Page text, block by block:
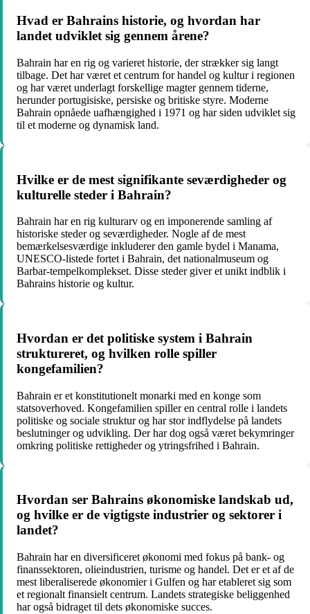
Hvad er Bahrains historie, og hvordan har
landet udviklet sig gennem årene?
Bahrain har en rig og varieret historie, der strækker sig langt
tilbage. Det har været et centrum for handel og kultur i regionen
og har været underlagt forskellige magter gennem tiderne,
herunder portugisiske, persiske og britiske styre. Moderne
Bahrain opnåede uafhængighed i 1971 og har siden udviklet sig
til et moderne og dynamisk land.
Hvilke er de mest signifikante seværdigheder og
kulturelle steder i Bahrain?
Bahrain har en rig kulturarv og en imponerende samling af
historiske steder og seværdigheder. Nogle af de mest
bemærkelsesværdige inkluderer den gamle bydel i Manama,
UNESCO-listede fortet i Bahrain, det nationalmuseum og
Barbar-tempelkomplekset. Disse steder giver et unikt indblik i
Bahrains historie og kultur.
Hvordan er det politiske system i Bahrain
struktureret, og hvilken rolle spiller
kongefamilien?
Bahrain er et konstitutionelt monarki med en konge som
statsoverhoved. Kongefamilien spiller en central rolle i landets
politiske og sociale struktur og har stor indflydelse på landets
beslutninger og udvikling. Der har dog også været bekymringer
omkring politiske rettigheder og ytringsfrihed i Bahrain.
Hvordan ser Bahrains økonomiske landskab ud,
og hvilke er de vigtigste industrier og sektorer i
landet?
Bahrain har en diversificeret økonomi med fokus på bank- og
finanssektoren, olieindustrien, turisme og handel. Det er et af de
mest liberaliserede økonomier i Gulfen og har etableret sig som
et regionalt finansielt centrum. Landets strategiske beliggenhed
har også bidraget til dets økonomiske succes.